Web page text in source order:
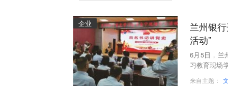
企业
兰州银
活动”
6月5日，兰
习教育现场
来自主题：